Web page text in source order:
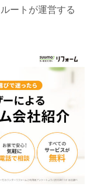
ートが運営する